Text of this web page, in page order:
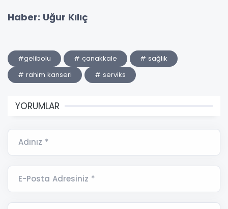
Haber: Uğur Kılıç
#gelibolu # çanakkale
# sağlık
# rahim kanseri
# serviks
YORUMLAR
Adınız *
E-Posta Adresiniz *